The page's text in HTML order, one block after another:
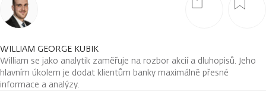
WILLIAM GEORGE KUBIK
William se jako analytik zaměřuje na rozbor akcií a dluhopisů. Jeho
hlavním úkolem je dodat klientům banky maximálně přesné
informace a analýzy.